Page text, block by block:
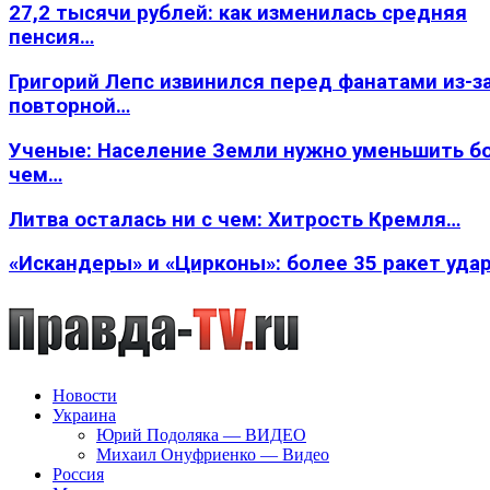
27,2 тысячи рублей: как изменилась средняя
пенсия…
Григорий Лепс извинился перед фанатами из-
повторной…
Ученые: Население Земли нужно уменьшить
чем…
Литва осталась ни с чем: Хитрость Кремля…
«Искандеры» и «Цирконы»: более 35 ракет
Новости
Украина
Юрий Подоляка — ВИДЕО
Михаил Онуфриенко — Видео
Россия